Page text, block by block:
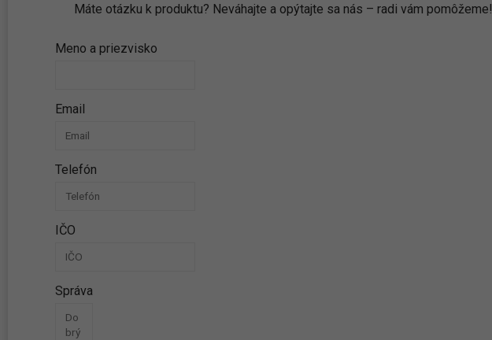
Máte otázku k produktu? Neváhajte a opýtajte sa nás – radi vám pomôžeme!
Meno a priezvisko
Email
Telefón
IČO
Správa